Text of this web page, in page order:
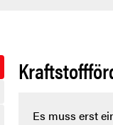
Es muss erst